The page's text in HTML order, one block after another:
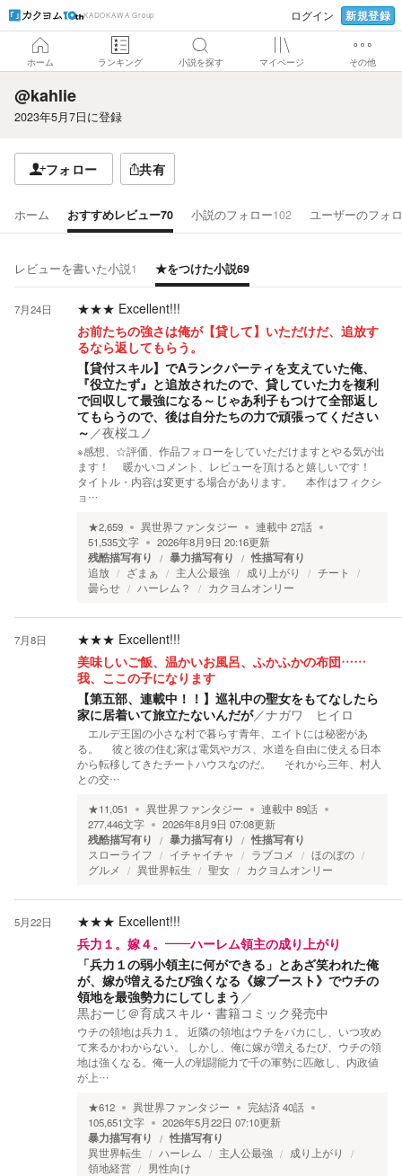
KADOKAWA Group ログイン 新規登録
ホーム ランキング 小説を探す マイページ その他
@kahlie
2023年5月7日に登録
フォロー 共有
ホーム おすすめレビュー70 小説のフォロー102 ユーザーのフォ
レビューを書いた小説1 ★をつけた小説69
7月24日 ★★★ Excellent!!!
お前たちの強さは俺が【貸して】いただけだ、追放す
るなら返してもらう。
【貸付スキル】でAランクパーティを支えていた俺、
『役立たず』と追放されたので、貸していた力を複利
で回収して最強になる～じゃあ利子もつけて全部返し
てもらうので、後は自分たちの力で頑張ってください
～ ／夜桜ユノ
※感想、☆評価、作品フォローをしていただけますとやる気が出
ます！ 暖かいコメント、レビューを頂けると嬉しいです！
タイトル・内容は変更する場合があります。 本作はフィクシ
ョ…
★2,659 異世界ファンタジー 連載中 27話
51,535文字 2026年8月9日 20:16更新
残酷描写有り 暴力描写有り 性描写有り
追放 ざまぁ 主人公最強 成り上がり
チート
曇らせ
ハーレム？ カクヨムオンリー
7月8日 ★★★ Excellent!!!
美味しいご飯、温かいお風呂、ふかふかの布団……
我、ここの子になります
【第五部、連載中！！】巡礼中の聖女をもてなしたら
家に居着いて旅立たないんだが／ナガワ ヒイロ
エルデ王国の小さな村で暮らす青年、エイトには秘密があ
る。 彼と彼の住む家は電気やガス、水道を自由に使える日本
から転移してきたチートハウスなのだ。 それから三年、村人
との交…
★11,051 異世界ファンタジー 連載中 89話
277,446文字 2026年8月9日 07:08更新
残酷描写有り 暴力描写有り 性描写有り
スローライフ イチャイチャ ラブコメ
ほのぼの
グルメ
異世界転生 聖女 カクヨムオンリー
5月22日 ★★★ Excellent!!!
兵力１。嫁４。――ハーレム領主の成り上がり
「兵力１の弱小領主に何ができる」とあざ笑われた俺
が、嫁が増えるたび強くなる《嫁ブースト》でウチの
領地を最強勢力にしてしまう ／
黒おーじ＠育成スキル・書籍コミック発売中
ウチの領地は兵力１。 近隣の領地はウチをバカにし、いつ攻め
て来るかわからない。 しかし、俺に嫁が増えるたび、ウチの領
地は強くなる。俺一人の戦闘能力で千の軍勢に匹敵し、内政値
が上…
★612 異世界ファンタジー 完結済40話
105,651文字 2026年5月22日 07:10更新
暴力描写有り 性描写有り
異世界転生 ハーレム 主人公最強
成り上がり
領地経営
男性向け